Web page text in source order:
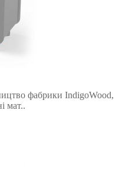
фабрики IndigoWood,
мат..